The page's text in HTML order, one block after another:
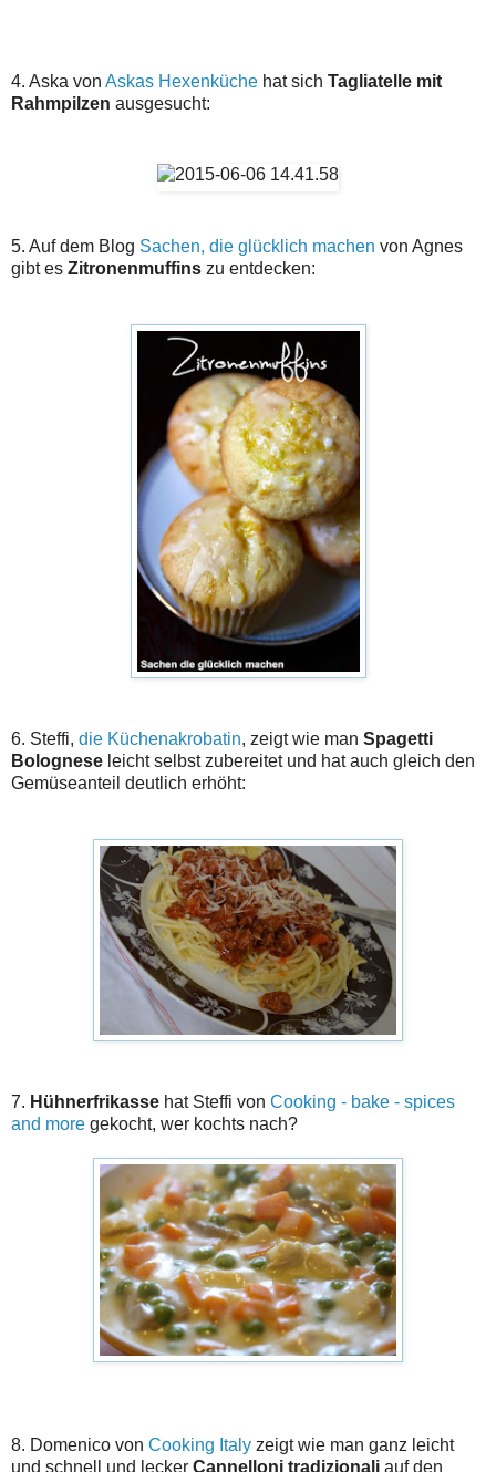
4. Aska von Askas Hexenküche hat sich Tagliatelle mit
Rahmpilzen ausgesucht:
5. Auf dem Blog Sachen, die glücklich machen von Agnes
gibt es Zitronenmuffins zu entdecken:
6. Steffi, die Küchenakrobatin, zeigt wie man Spagetti
Bolognese leicht selbst zubereitet und hat auch gleich den
Gemüseanteil deutlich erhöht:
7. Hühnerfrikasse hat Steffi von Cooking - bake - spices
and more gekocht, wer kochts nach?
8. Domenico von Cooking Italy zeigt wie man ganz leicht
und schnell und lecker Cannelloni tradizionali auf den